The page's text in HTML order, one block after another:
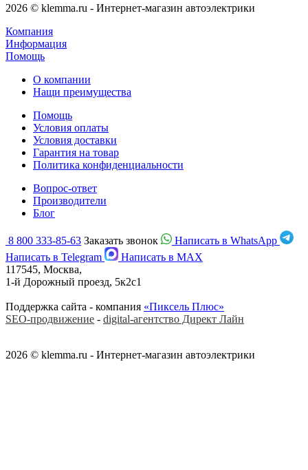
2026 © klemma.ru - Интернет-магазин автоэлектрики
Компания
Информация
Помощь
О компании
Нащи преимущества
Помощь
Условия оплаты
Условия доставки
Гарантия на товар
Политика конфиденциальности
Вопрос-ответ
Производители
Блог
8 800 333-85-63 Заказать звонок
Написать в WhatsApp
Написать в Telegram
Написать в MAX
117545, Москва,
1-й Дорожный проезд, 5к2с1
Поддержка сайта - компания «Пиксель Плюс»
SEO-продвижение - digital-агентство Директ Лайн
2026 © klemma.ru - Интернет-магазин автоэлектрики